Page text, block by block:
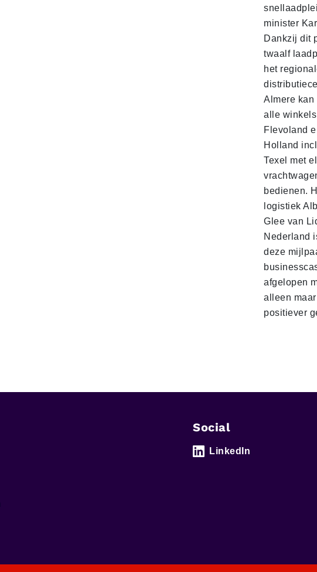
minister
Dankzij dit
twaalf
het
Almere
alle
Flevoland
Holland
Texel met
bedienen.
logistiek
Glee van
Nederland
deze
afgelopen
alleen maar
positiever
Social
LinkedIn